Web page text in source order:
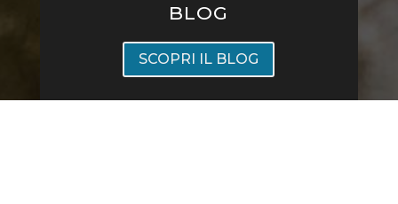
BLOG
SCOPRI IL BLOG